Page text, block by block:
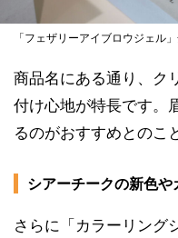
「フェザリーアイブロウジェル
商品名にある通り、ク
付け心地が特長です。
るのがおすすめとのこ
シアーチークの新色
さらに「カラーリング